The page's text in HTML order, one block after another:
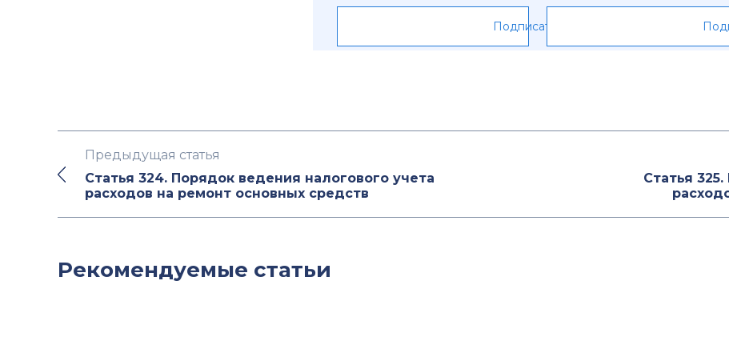
Подписаться
Предыдущая статья
Статья 324. Порядок ведения налогового учета
расходов на ремонт основных средств
Статья
Рекомендуемые статьи